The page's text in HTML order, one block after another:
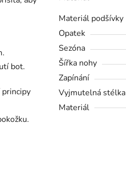
bot.
principy
Materiál podšívky
Opatek
Sezóna
Šířka nohy
Zapínání
Vyjmutelná stélka
Materiál